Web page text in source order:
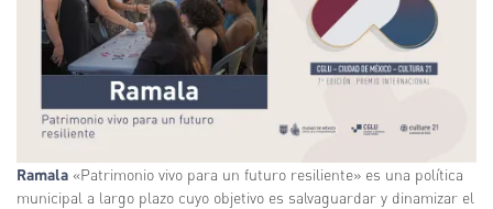
Ramala «Patrimonio vivo para un futuro resiliente» es una política
municipal a largo plazo cuyo objetivo es salvaguardar y dinamizar el